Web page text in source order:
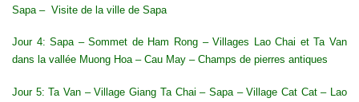
Sapa – Visite de la ville de Sapa
Jour 4: Sapa – Sommet de Ham Rong – Villages Lao Chai et Ta Van
dans la vallée Muong Hoa – Cau May – Champs de pierres antiques
Jour 5: Ta Van – Village Giang Ta Chai – Sapa – Village Cat Cat – Lao